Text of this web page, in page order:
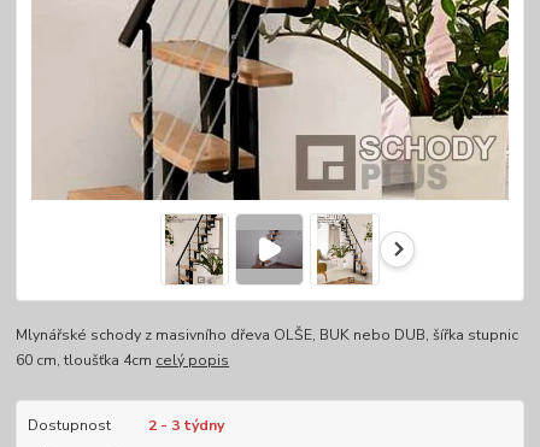
Mlynářské schody z masivního dřeva OLŠE, BUK nebo DUB, šířka stupnic
60 cm, tloušťka 4cm celý popis
Dostupnost
2 - 3 týdny